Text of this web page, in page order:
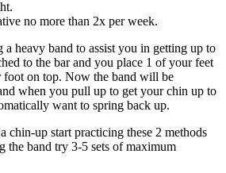
no more than 2x per week.
a heavy band to assist you in getting up to
to the bar and you place 1 of your feet
foot on top. Now the band will be
when you pull up to get your chin up to
want to spring back up.
chin-up start practicing these 2 methods
the band try 3-5 sets of maximum